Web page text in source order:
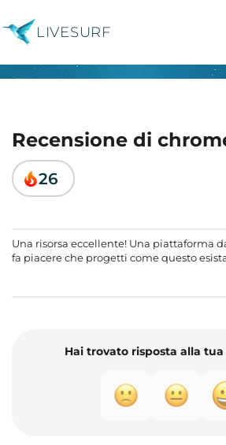
LIVESURF
Recensione di
26
Una risorsa eccellente! Una piattaforma
fa piacere che progetti come questo
Hai trovato risposta alla